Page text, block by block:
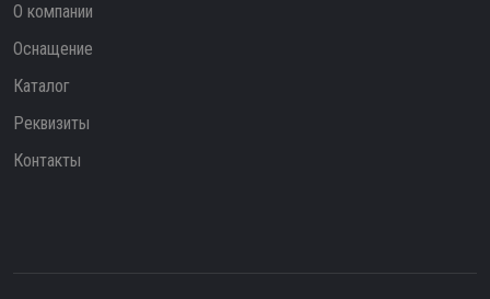
О компании
Оснащение
Каталог
Реквизиты
Контакты